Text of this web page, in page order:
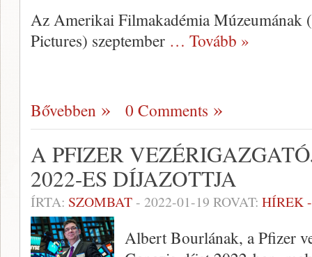
Az Amerikai Filmakadémia
Pictures) szeptember … Tovább »
Bővebben 0 Comments
A PFIZER
2022-ES DÍJAZOTTJA
ÍRTA: SZOMBAT- 2022-01-19 ROVAT: HÍREK
Albert Bourlának, a Pfizer